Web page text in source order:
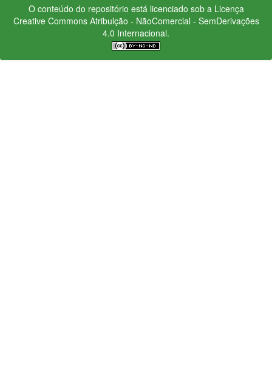
O conteúdo do repositório está licenciado sob a Licença
Creative CommonsAtribuição - NãoComercial - SemDerivações
4.0 Internacional.